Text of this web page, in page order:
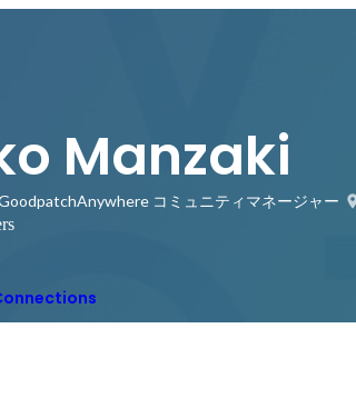
Manzaki
コミュニティマネージャー